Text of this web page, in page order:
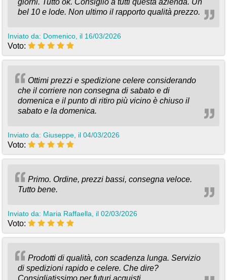
bel 10 e lode. Non ultimo il rapporto qualità prezzo.
Inviato da: Domenico, il 16/03/2026
Voto:
Ottimi prezzi e spedizione celere considerando
che il corriere non consegna di sabato e di
domenica e il punto di ritiro più vicino è chiuso il
sabato e la domenica.
Inviato da: Giuseppe, il 04/03/2026
Voto:
Primo. Ordine, prezzi bassi, consegna veloce.
Tutto bene.
Inviato da: Maria Raffaella, il 02/03/2026
Voto:
Prodotti di qualità, con scadenza lunga. Servizio
di spedizioni rapido e celere. Che dire?